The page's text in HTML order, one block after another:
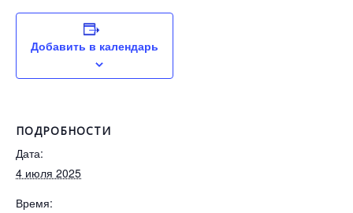
Добавить в календарь
ПОДРОБНОСТИ
Дата:
4 июля 2025
Время: